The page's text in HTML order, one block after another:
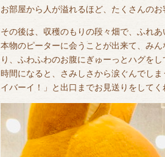
お部屋から人が溢れるほど、たくさんの
その後は、収穫のもりの段々畑で、ふれあ
本物のピーターに会うことが出来て、み
り、ふわふわのお腹にぎゅーっとハグを
時間になると、さみしさから涙ぐんでし
イバーイ！」と出口までお見送りをしてく